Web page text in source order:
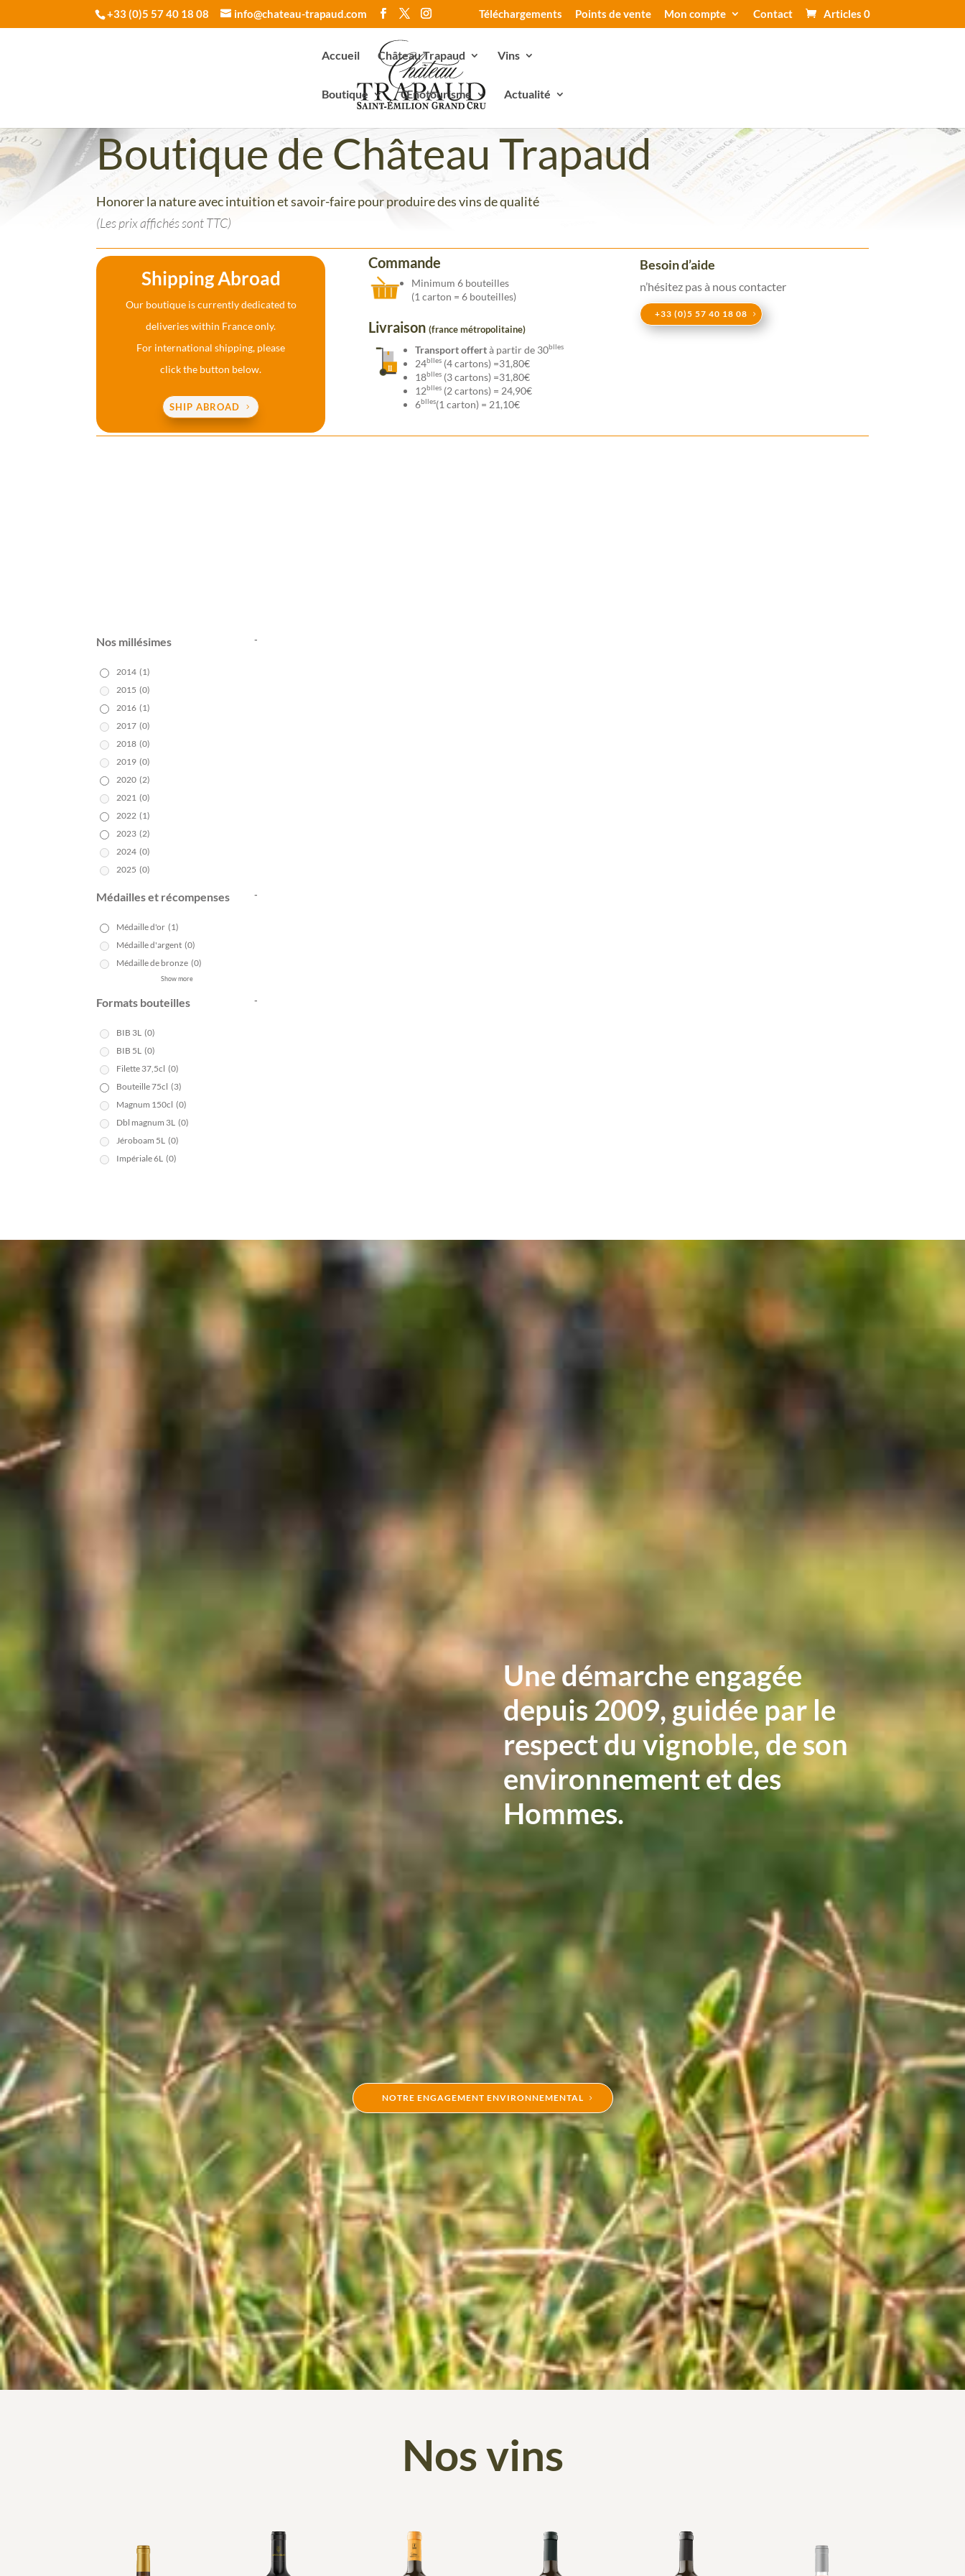
+33 (0)5 57 40 18 08 info@chateau-trapaud.com Téléchargements Points de vente Mon compte Contact Articles 0
Accueil Château Trapaud Vins
Boutique Œnotourisme Actualité
Boutique de Château Trapaud
Honorer la nature avec intuition et savoir-faire pour produire des vins de qualité
(Les prix affichés sont TTC)
Shipping Abroad
Our boutique is currently dedicated to
deliveries within France only.
For international shipping, please
click the button below.
SHIP ABROAD
Commande
Minimum 6 bouteilles
(1 carton = 6 bouteilles)
Livraison (france métropolitaine)
Transport offertà partir de 30blles
24blles(4 cartons) =31,80€
18blles(3 cartons) =31,80€
12blles(2 cartons) = 24,90€
6blles(1 carton) = 21,10€
Besoin d’aide
n’hésitez pas à nous contacter
+33 (0)5 57 40 18 08
Nos millésimes -
2014 (1)
2015 (0)
2016 (1)
2017 (0)
2018 (0)
2019 (0)
2020 (2)
2021 (0)
2022 (1)
2023 (2)
2024 (0)
2025 (0)
Médailles et récompenses -
Médaille d'or (1)
Médaille d'argent (0)
Médaille de bronze (0)
Show more
Formats bouteilles -
BIB 3L (0)
BIB 5L (0)
Filette 37,5cl (0)
Bouteille 75cl (3)
Magnum 150cl (0)
Dbl magnum 3L (0)
Jéroboam 5L (0)
Impériale 6L (0)
Une démarche engagée
depuis 2009, guidée par le
respect du vignoble, de son
environnement et des
Hommes.
NOTRE ENGAGEMENT ENVIRONNEMENTAL
Nos vins